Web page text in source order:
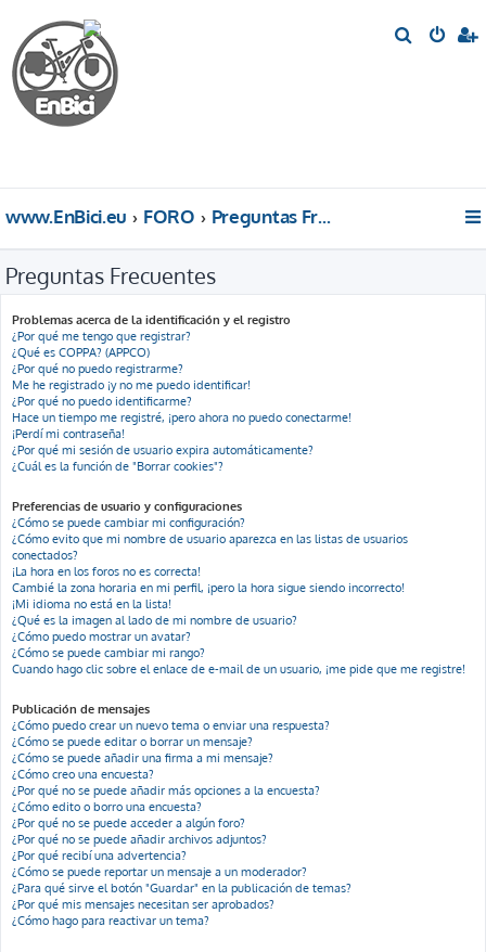
www.EnBici.eu FORO Preguntas Frecuentes
Preguntas Frecuentes
Problemas acerca de la identificación y el registro
¿Por qué me tengo que registrar?
¿Qué es COPPA? (APPCO)
¿Por qué no puedo registrarme?
Me he registrado ¡y no me puedo identificar!
¿Por qué no puedo identificarme?
Hace un tiempo me registré, ¡pero ahora no puedo conectarme!
¡Perdí mi contraseña!
¿Por qué mi sesión de usuario expira automáticamente?
¿Cuál es la función de "Borrar cookies"?
Preferencias de usuario y configuraciones
¿Cómo se puede cambiar mi configuración?
¿Cómo evito que mi nombre de usuario aparezca en las listas de usuarios
conectados?
¡La hora en los foros no es correcta!
Cambié la zona horaria en mi perfil, ¡pero la hora sigue siendo incorrecto!
¡Mi idioma no está en la lista!
¿Qué es la imagen al lado de mi nombre de usuario?
¿Cómo puedo mostrar un avatar?
¿Cómo se puede cambiar mi rango?
Cuando hago clic sobre el enlace de e-mail de un usuario, ¡me pide que me registre!
Publicación de mensajes
¿Cómo puedo crear un nuevo tema o enviar una respuesta?
¿Cómo se puede editar o borrar un mensaje?
¿Cómo se puede añadir una firma a mi mensaje?
¿Cómo creo una encuesta?
¿Por qué no se puede añadir más opciones a la encuesta?
¿Cómo edito o borro una encuesta?
¿Por qué no se puede acceder a algún foro?
¿Por qué no se puede añadir archivos adjuntos?
¿Por qué recibí una advertencia?
¿Cómo se puede reportar un mensaje a un moderador?
¿Para qué sirve el botón "Guardar" en la publicación de temas?
¿Por qué mis mensajes necesitan ser aprobados?
¿Cómo hago para reactivar un tema?